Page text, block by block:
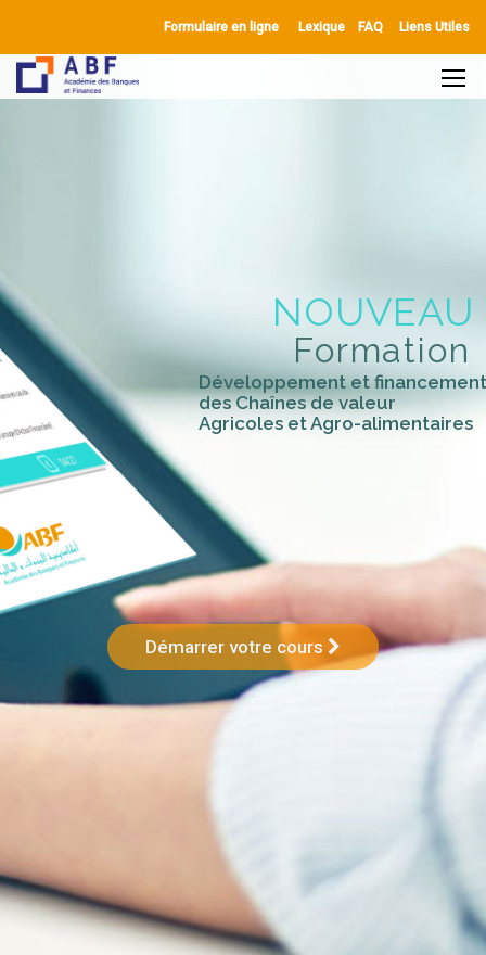
Formulaire en ligne Lexique FAQ Liens Utiles
Développement et financement
des Chaînes de valeur
Agricoles et Agro-alimentaires